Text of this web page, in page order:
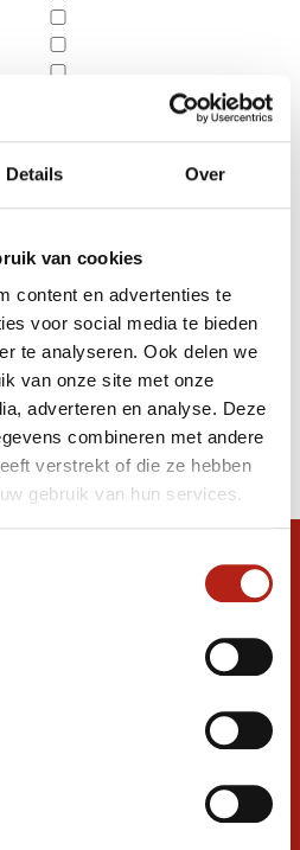
Details Over
van cookies
content en advertenties te
voor social media te bieden
te analyseren. Ook delen we
van onze site met onze
adverteren en analyse. Deze
combineren met andere
verstrekt of die ze hebben
gebruik van hun services.
Pro
en